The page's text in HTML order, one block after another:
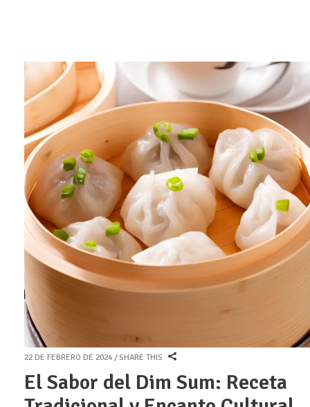
22 DE FEBRERO DE 2024 SHARE THIS
El Sabor del Dim Sum: Receta